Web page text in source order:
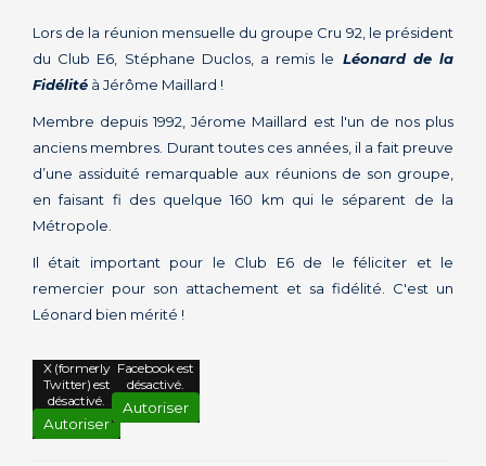
Lors de la réunion mensuelle du groupe Cru 92, le président
du Club E6, Stéphane Duclos, a remis le Léonard de la
Fidélité à Jérôme Maillard !
Membre depuis 1992, Jérome Maillard est l'un de nos plus
anciens membres. Durant toutes ces années, il a fait preuve
d’une assiduité remarquable aux réunions de son groupe,
en faisant fi des quelque 160 km qui le séparent de la
Métropole.
Il était important pour le Club E6 de le féliciter et le
remercier pour son attachement et sa fidélité. C'est un
Léonard bien mérité !
X (formerly
Twitter) est
désactivé.
Autoriser
Facebook est
désactivé.
Autoriser